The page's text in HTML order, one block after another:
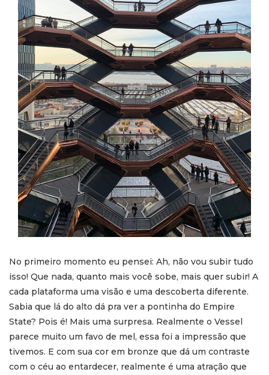
No primeiro momento eu pensei: Ah, não vou subir tudo
isso! Que nada, quanto mais você sobe, mais quer subir! A
cada plataforma uma visão e uma descoberta diferente.
Sabia que lá do alto dá pra ver a pontinha do Empire
State? Pois é! Mais uma surpresa. Realmente o Vessel
parece muito um favo de mel, essa foi a impressão que
tivemos. E com sua cor em bronze que dá um contraste
com o céu ao entardecer, realmente é uma atração que